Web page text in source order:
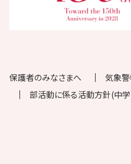
保護者のみなさまへ 気象
部活動に係る活動方針(中学)